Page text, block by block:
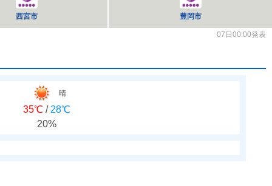
西宮市 豊岡市
07日00:00発表
晴
35℃ / 28℃
20%